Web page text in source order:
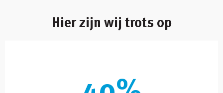
Hier zijn wij trots op